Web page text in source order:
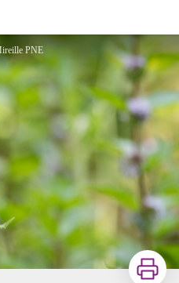
Lauzet
PNE
Imprimer